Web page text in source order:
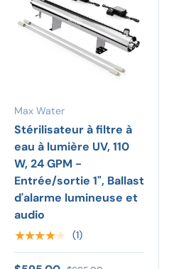
Max Water
Stérilisateur à filtre à
eau à lumière UV, 110
W, 24 GPM -
Entrée/sortie 1", Ballast
d'alarme lumineuse et
audio
★★★★★ (1)